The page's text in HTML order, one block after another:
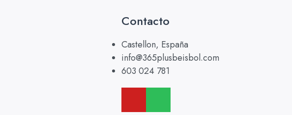
Contacto
Castellon, España
info@365plusbeisbol.com
603 024 781